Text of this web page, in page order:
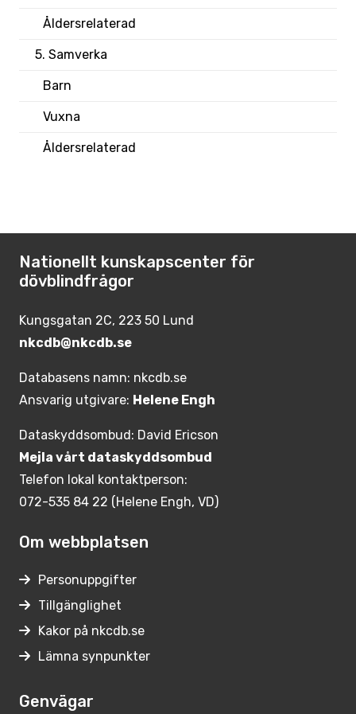
Åldersrelaterad
5. Samverka
Barn
Vuxna
Åldersrelaterad
Nationellt kunskapscenter för
dövblindfrågor
Kungsgatan 2C, 223 50 Lund
nkcdb@nkcdb.se
Databasens namn: nkcdb.se
Ansvarig utgivare: Helene Engh
Dataskyddsombud: David Ericson
Mejla vårt dataskyddsombud
Telefon lokal kontaktperson:
072-535 84 22 (Helene Engh, VD)
Om webbplatsen
Personuppgifter
Tillgänglighet
Kakor på nkcdb.se
Lämna synpunkter
Genvägar